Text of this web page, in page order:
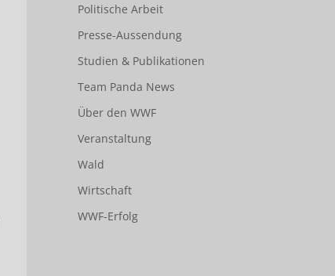
Politische Arbeit
Presse-Aussendung
Studien & Publikationen
Team Panda News
Über den WWF
Veranstaltung
Wald
Wirtschaft
WWF-Erfolg